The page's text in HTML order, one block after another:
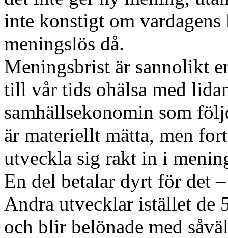
inte konstigt om vardagens
meningslös då.
Meningsbrist är sannolikt
till vår tids ohälsa med
samhällsekonomin som
är materiellt mätta, men
utveckla sig rakt in i
En del betalar dyrt för det
Andra utvecklar istället de
och blir belönade med